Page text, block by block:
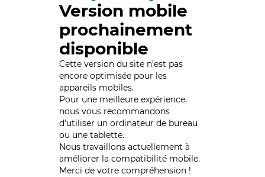
Version mobile
prochainement
disponible
Cette version du site n’est pas
encore optimisée pour les
appareils mobiles.
Pour une meilleure expérience,
nous vous recommandons
d'utiliser un ordinateur de bureau
ou une tablette.
Nous travaillons actuellement à
améliorer la compatibilité mobile.
Merci de votre compréhension !